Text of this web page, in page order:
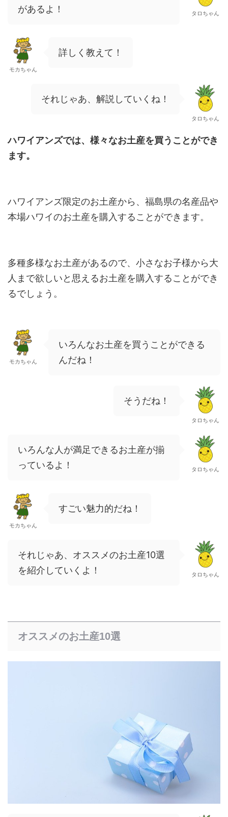
があるよ！ タロちゃん
モカちゃん
詳しく教えて！
それじゃあ、解説していくね！
タロちゃん
ハワイアンズでは、様々なお土産を買うことができ
ます。
ハワイアンズ限定のお土産から、福島県の名産品や
本場ハワイのお土産を購入することができます。
多種多様なお土産があるので、小さなお子様から大
人まで欲しいと思えるお土産を購入することができ
るでしょう。
モカちゃん
いろんなお土産を買うことができる
んだね！
そうだね！
タロちゃん
いろんな人が満足できるお土産が揃
っているよ！
タロちゃん
モカちゃん
すごい魅力的だね！
それじゃあ、オススメのお土産10選
を紹介していくよ！
タロちゃん
オススメのお土産10選